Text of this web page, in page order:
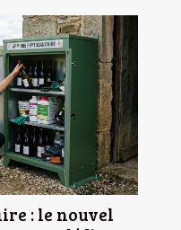
: le nouvel